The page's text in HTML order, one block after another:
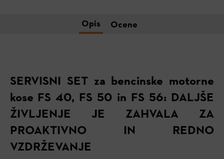
Opis Ocene
SERVISNI SET za bencinske motorne
kose FS 40, FS 50 in FS 56: DALJŠE
ŽIVLJENJE JE ZAHVALA ZA
PROAKTIVNO IN REDNO
VZDRŽEVANJE